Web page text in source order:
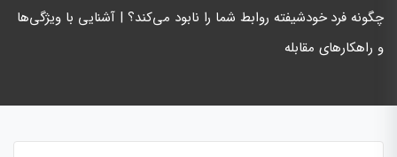
چگونه فرد خودشیفته روابط شما را نابود می‌کند؟ | آشنایی با ویژگی‌ها
و راهکارهای مقابله